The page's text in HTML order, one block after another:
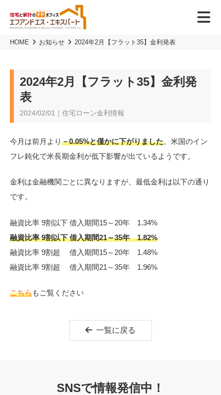
HOME お知らせ 2024年2月【フラット35】金利発表
2024年2月【フラット35】金利発
表
2024/02/01｜住宅ローン金利情報
今月は前月より－0.05%と僅かに下がりました。米国のイン
フレ鈍化で米長期金利が低下影響が出ているようです。
金利は金融機関ごとに異なりますが、最低金利は以下の通り
です。
融資比率 9割以下 借入期間15～20年 1.34%
融資比率 9割以下 借入期間21～35年 1.82%
融資比率 9割超 借入期間15～20年 1.48%
融資比率 9割超 借入期間21～35年 1.96%
こちらもご覧ください
一覧に戻る
SNSで情報発信中！